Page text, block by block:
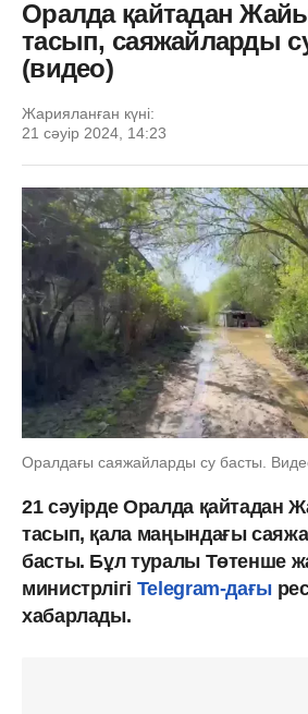
Оралда қайтадан
тасып, саяжайларды
(видео)
Жарияланған күні:
21 сәуір 2024, 14:23
Оралдағы саяжайларды су басты.
21 сәуірде Оралда қайтадан
тасып, қала маңындағы
басты. Бұл туралы Төтенше
министрлігі Telegram-дағы
хабарлады.